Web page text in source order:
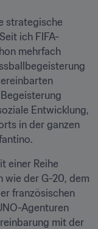
strategische
ich FIFA-
mehrfach
Entwicklung,
in der ganzen
einer Reihe
der G-20, dem
französischen
Agenturen
mit der